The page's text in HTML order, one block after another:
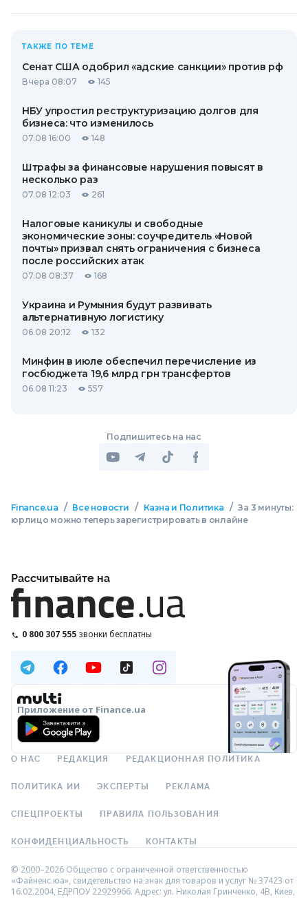
ТАКЖЕ ПО ТЕМЕ
Сенат США одобрил «адские санкции» против рф
Вчера 08:07 145
НБУ упростил реструктуризацию долгов для
бизнеса: что изменилось
07.08 16:00 148
Штрафы за финансовые нарушения повысят в
несколько раз
07.08 12:03 261
Налоговые каникулы и свободные
экономические зоны: соучредитель «Новой
почты» призвал снять ограничения с бизнеса
после российских атак
07.08 08:37 168
Украина и Румыния будут развивать
альтернативную логистику
06.08 20:12 132
Минфин в июле обеспечил перечисление из
госбюджета 19,6 млрд грн трансфертов
06.08 11:23 557
Подпишитесь на нас
Finance.ua / Все новости / Казна и Политика / За 3 минуты:
юрлицо можно теперь зарегистрировать в онлайне
Рассчитывайте на
0 800 307 555 звонки бесплатны
Приложение от Finance.ua
О НАС РЕДАКЦИЯ РЕДАКЦИОННАЯ ПОЛИТИКА
ПОЛИТИКА ИИ ЭКСПЕРТЫ РЕКЛАМА
СПЕЦПРОЕКТЫ ПРАВИЛА ПОЛЬЗОВАНИЯ
КОНФИДЕНЦИАЛЬНОСТЬ КОНТАКТЫ
© 2000–2026 Общество с ограниченной ответственностью
«Файненс.юа», свидетельство на знак для товаров и услуг № 37423 от
16.02.2004, ЕДРПОУ 22929966. Адрес: ул. Николая Гринченко, 4В, Киев,